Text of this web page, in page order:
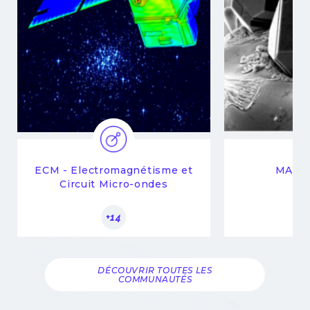
ECM - Electromagnétisme et
Circuit Micro-ondes
+14
MAT
DÉCOUVRIR TOUTES LES
COMMUNAUTÉS